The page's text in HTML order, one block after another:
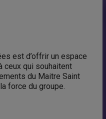
est d’offrir un espace
ceux qui souhaitent
du Maitre Saint
force du groupe.